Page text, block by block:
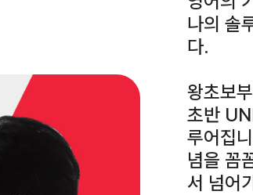
나의 솔
다.
왕초보
초반
루어집
념을 꼼
서 넘어